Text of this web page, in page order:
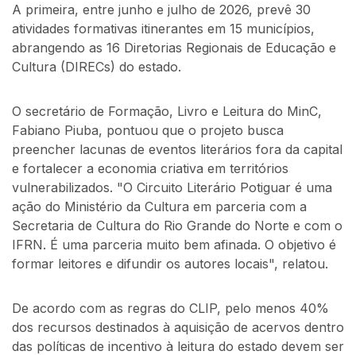
A primeira, entre junho e julho de 2026, prevê 30
atividades formativas itinerantes em 15 municípios,
abrangendo as 16 Diretorias Regionais de Educação e
Cultura (DIRECs) do estado.
O secretário de Formação, Livro e Leitura do MinC,
Fabiano Piuba, pontuou que o projeto busca
preencher lacunas de eventos literários fora da capital
e fortalecer a economia criativa em territórios
vulnerabilizados. "O Circuito Literário Potiguar é uma
ação do Ministério da Cultura em parceria com a
Secretaria de Cultura do Rio Grande do Norte e com o
IFRN. É uma parceria muito bem afinada. O objetivo é
formar leitores e difundir os autores locais", relatou.
De acordo com as regras do CLIP, pelo menos 40%
dos recursos destinados à aquisição de acervos dentro
das políticas de incentivo à leitura do estado devem ser